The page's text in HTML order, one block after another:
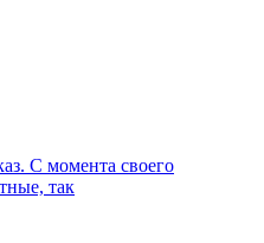
С момента своего
так